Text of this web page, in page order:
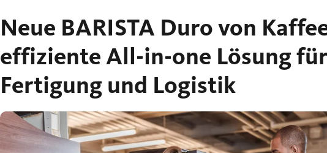
Neue BARISTA Duro von
effiziente All-in-one Lösung
Fertigung und Logistik